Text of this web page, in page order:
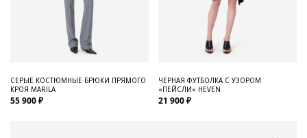
СЕРЫЕ КОСТЮМНЫЕ БРЮКИ ПРЯМОГО
КРОЯ MARILA
55 900 ₽
ЧЕРНАЯ ФУТБОЛКА С УЗОРОМ
«ПЕЙСЛИ» HEVEN
21 900 ₽